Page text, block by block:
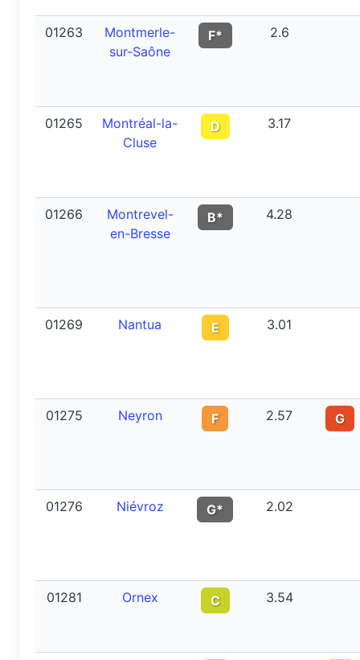
01263
Montmerle-
sur-Saône
F* 2.6
01265
Montréal-la-
Cluse
D 3.17
01266
Montrevel-
en-Bresse
B* 4.28
01269 Nantua E 3.01
01275 Neyron F 2.57 G
01276 Niévroz G* 2.02
01281 Ornex C 3.54